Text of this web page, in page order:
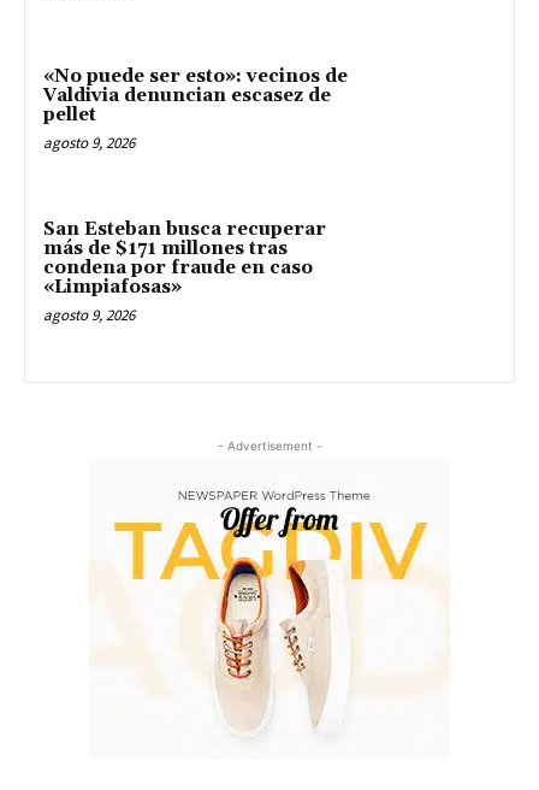
«No puede ser esto»: vecinos de
Valdivia denuncian escasez de
pellet
agosto 9, 2026
San Esteban busca recuperar
más de $171 millones tras
condena por fraude en caso
«Limpiafosas»
agosto 9, 2026
- Advertisement -